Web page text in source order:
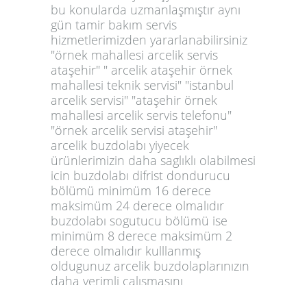
bu konularda uzmanlaşmıştır aynı
gün tamir bakım servis
hizmetlerimizden yararlanabilirsiniz
"örnek mahallesi arcelik servis
ataşehir" " arcelik ataşehir örnek
mahallesi teknik servisi" "istanbul
arcelik servisi" "ataşehir örnek
mahallesi arcelik servis telefonu"
"örnek arcelik servisi ataşehir"
arcelik buzdolabı yiyecek
ürünlerimizin daha saglıklı olabilmesi
icin buzdolabı difrist dondurucu
bölümü minimüm 16 derece
maksimüm 24 derece olmalıdır
buzdolabı sogutucu bölümü ise
minimüm 8 derece maksimüm 2
derece olmalıdır kulllanmış
oldugunuz arcelik buzdolaplarınızın
daha verimli calışmasını